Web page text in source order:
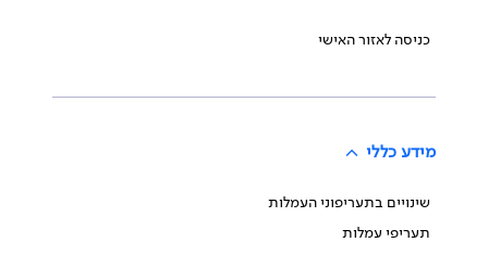
כניסה לאזור האישי
מידע כללי
שינויים בתעריפוני העמלות
תעריפי עמלות